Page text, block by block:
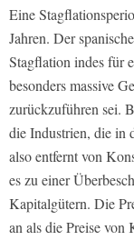
Eine
Jahren. Der
Stagflation indes für
besonders massive
zurückzuführen sei.
die Industrien, die in
also entfernt von
es zu einer
Kapitalgütern. Die
an als die Preise von